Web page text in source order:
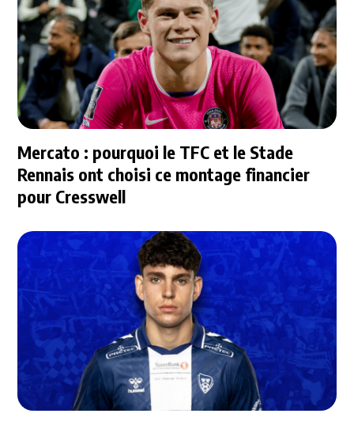
Mercato : pourquoi le TFC et le Stade
Rennais ont choisi ce montage financier
pour Cresswell